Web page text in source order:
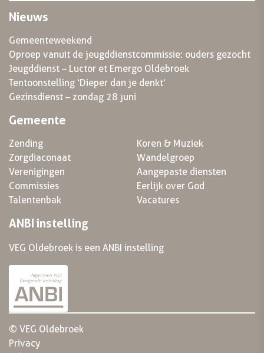
Nieuws
Gemeenteweekend
Oproep vanuit de jeugddienstcommissie: ouders gezocht
Jeugddienst – Luctor et Emergo Oldebroek
Tentoonstelling ‘Dieper dan je denkt’
Gezinsdienst – zondag 28 juni
Gemeente
Zending
Zorgdiaconaat
Verenigingen
Commissies
Talentenbak
Koren & Muziek
Wandelgroep
Aangepaste diensten
Eerlijk over God
Vacatures
ANBI instelling
VEG Oldebroek is een ANBI instelling
© VEG Oldebroek
Privacy